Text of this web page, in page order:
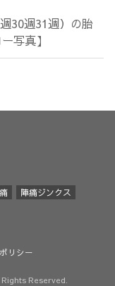
30週31週）の胎
写真】
陣痛ジンクス
リシー
Rights Reserved.